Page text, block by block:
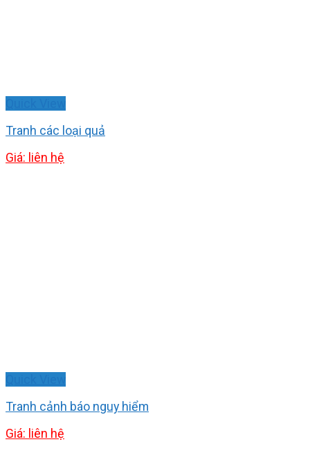
Tranh các loại quả
Giá: liên hệ
Tranh cảnh báo nguy hiểm
Giá: liên hệ